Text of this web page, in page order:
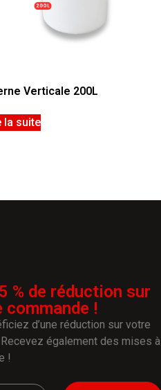
Verticale 200L
la suite
% de réduction sur
!
d’une réduction sur votre
également des mises à
!